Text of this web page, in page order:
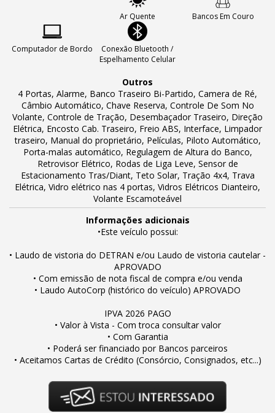
Ar Quente Bancos Em Couro
Computador de Bordo
Conexão Bluetooth /
Espelhamento Celular
Outros
4 Portas, Alarme, Banco Traseiro Bi-Partido, Camera de Ré,
Câmbio Automático, Chave Reserva, Controle De Som No
Volante, Controle de Tração, Desembaçador Traseiro, Direção
Elétrica, Encosto Cab. Traseiro, Freio ABS, Interface, Limpador
traseiro, Manual do proprietário, Películas, Piloto Automático,
Porta-malas automático, Regulagem de Altura do Banco,
Retrovisor Elétrico, Rodas de Liga Leve, Sensor de
Estacionamento Tras/Diant, Teto Solar, Tração 4x4, Trava
Elétrica, Vidro elétrico nas 4 portas, Vidros Elétricos Dianteiro,
Volante Escamoteável
Informações adicionais
•Este veículo possui:
• Laudo de vistoria do DETRAN e/ou Laudo de vistoria cautelar -
APROVADO
• Com emissão de nota fiscal de compra e/ou venda
• Laudo AutoCorp (histórico do veículo) APROVADO
IPVA 2026 PAGO
• Valor à Vista - Com troca consultar valor
• Com Garantia
• Poderá ser financiado por Bancos parceiros
• Aceitamos Cartas de Crédito (Consórcio, Consignados, etc...)